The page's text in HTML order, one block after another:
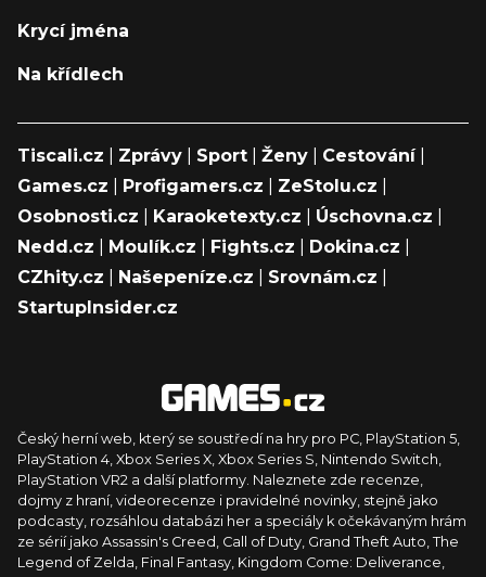
Krycí jména
Na křídlech
Tiscali.cz Zprávy Sport Ženy Cestování|
Games.cz
Profigamers.cz ZeStolu.cz
Osobnosti.cz
Karaoketexty.cz Úschovna.cz
Nedd.cz
Moulík.cz Fights.cz Dokina.cz
CZhity.cz
Našepeníze.cz Srovnám.cz
StartupInsider.cz
Český herní web, který se soustředí na hry pro PC, PlayStation 5,
PlayStation 4, Xbox Series X, Xbox Series S, Nintendo Switch,
PlayStation VR2 a další platformy. Naleznete zde recenze,
dojmy z hraní, videorecenze i pravidelné novinky, stejně jako
podcasty, rozsáhlou databázi her a speciály k očekávaným hrám
ze sérií jako Assassin's Creed, Call of Duty, Grand Theft Auto, The
Legend of Zelda, Final Fantasy, Kingdom Come: Deliverance,